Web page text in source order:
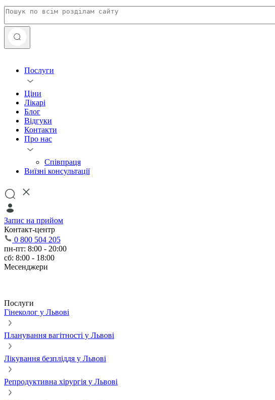
Послуги
Ціни
Лікарі
Блог
Відгуки
Контакти
Про нас
Співпраця
Виїзні консультації
Запис на прийом
Контакт-центр
0 800 504 205
пн-пт: 8:00 - 20:00
сб: 8:00 - 18:00
Месенджери
Послуги
Гінеколог у Львові
Планування вагітності у Львові
Лікування безпліддя у Львові
Репродуктивна хірургія у Львові